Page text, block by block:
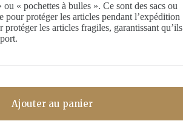
« pochettes à bulles ». Ce sont des sacs ou
pour protéger les articles pendant l’expédition
les articles fragiles, garantissant qu’ils
Ajouter au panier